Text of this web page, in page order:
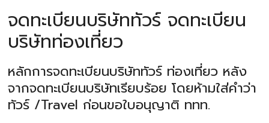
จดทะเบียนบริษัททัวร์ จดทะเบียน
บริษัทท่องเที่ยว
หลักการจดทะเบียนบริษัททัวร์ ท่องเที่ยว หลัง
จากจดทะเบียนบริษัทเรียบร้อย โดยห้ามใส่คำว่า
ทัวร์ /Travel ก่อนขอใบอนุญาติ ททท.